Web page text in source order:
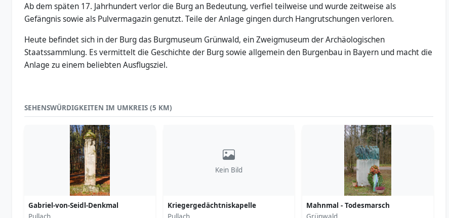
Ab dem späten 17. Jahrhundert verlor die Burg an Bedeutung, verfiel teilweise und wurde zeitweise als
Gefängnis sowie als Pulvermagazin genutzt. Teile der Anlage gingen durch Hangrutschungen verloren.
Heute befindet sich in der Burg das Burgmuseum Grünwald, ein Zweigmuseum der Archäologischen
Staatssammlung. Es vermittelt die Geschichte der Burg sowie allgemein den Burgenbau in Bayern und macht die
Anlage zu einem beliebten Ausflugsziel.
SEHENSWÜRDIGKEITEN IM UMKREIS (5 KM)
Gabriel-von-Seidl-Denkmal
Kein Bild
Kriegergedächtniskapelle
Mahnmal - Todesmarsch